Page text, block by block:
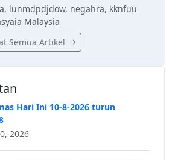
lunmdpdjdow, negahra, kknfuu
Malaysia
Semua Artikel
Hari Ini 10-8-2026 turun
2026